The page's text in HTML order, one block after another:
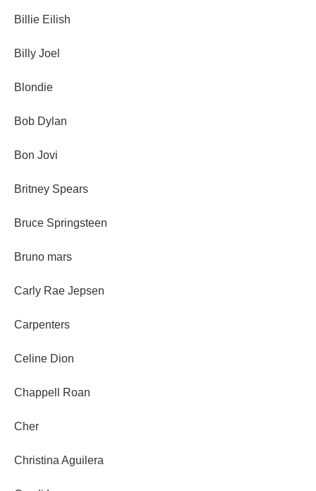
Billie Eilish
Billy Joel
Blondie
Bob Dylan
Bon Jovi
Britney Spears
Bruce Springsteen
Bruno mars
Carly Rae Jepsen
Carpenters
Celine Dion
Chappell Roan
Cher
Christina Aguilera